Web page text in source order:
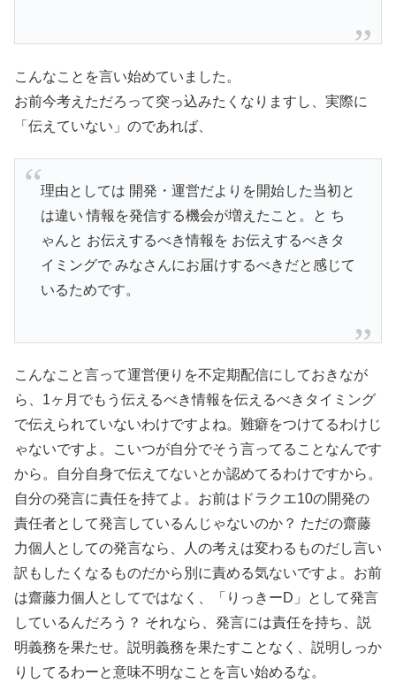
こんなことを言い始めていました。
お前今考えただろって突っ込みたくなりますし、実際に
「伝えていない」のであれば、
理由としては 開発・運営だよりを開始した当初と
は違い 情報を発信する機会が増えたこと。と ち
ゃんと お伝えするべき情報を お伝えするべきタ
イミングで みなさんにお届けするべきだと感じて
いるためです。
こんなこと言って運営便りを不定期配信にしておきなが
ら、1ヶ月でもう伝えるべき情報を伝えるべきタイミング
で伝えられていないわけですよね。難癖をつけてるわけじ
ゃないですよ。こいつが自分でそう言ってることなんです
から。自分自身で伝えてないとか認めてるわけですから。
自分の発言に責任を持てよ。お前はドラクエ10の開発の
責任者として発言しているんじゃないのか？ ただの齋藤
力個人としての発言なら、人の考えは変わるものだし言い
訳もしたくなるものだから別に責める気ないですよ。お前
は齋藤力個人としてではなく、「りっきーD」として発言
しているんだろう？ それなら、発言には責任を持ち、説
明義務を果たせ。説明義務を果たすことなく、説明しっか
りしてるわーと意味不明なことを言い始めるな。